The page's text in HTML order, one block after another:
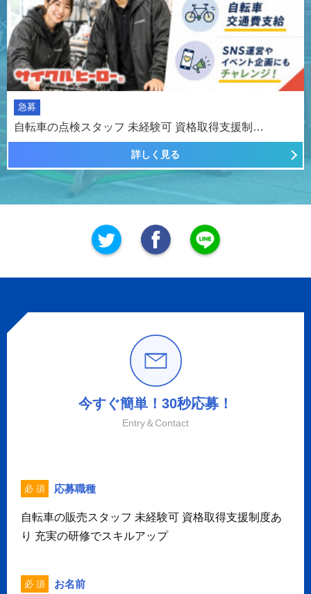
急募
自転車の点検スタッフ 未経験可 資格取得支援制…
詳しく見る
今すぐ簡単！30秒応募！
Entry＆Contact
必 須 応募職種
自転車の販売スタッフ 未経験可 資格取得支援制度あ
り 充実の研修でスキルアップ
必 須 お名前